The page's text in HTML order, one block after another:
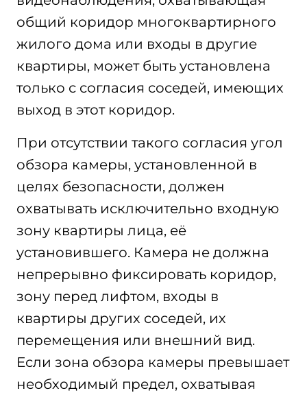
общий коридор многоквартирного
жилого дома или входы в другие
квартиры, может быть установлена
только с согласия соседей, имеющих
выход в этот коридор.
При отсутствии такого согласия угол
обзора камеры, установленной в
целях безопасности, должен
охватывать исключительно входную
зону квартиры лица, её
установившего. Камера не должна
непрерывно фиксировать коридор,
зону перед лифтом, входы в
квартиры других соседей, их
перемещения или внешний вид.
Если зона обзора камеры превышает
необходимый предел, охватывая